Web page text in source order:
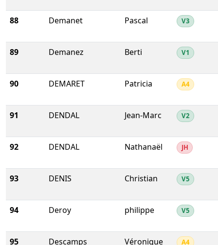
88 Demanet Pascal V3
89 Demanez Berti V1
90 DEMARET Patricia A4
91 DENDAL Jean-Marc V2
92 DENDAL Nathanaël JH
93 DENIS Christian V5
94 Deroy philippe V5
95 Descamps Véronique A4